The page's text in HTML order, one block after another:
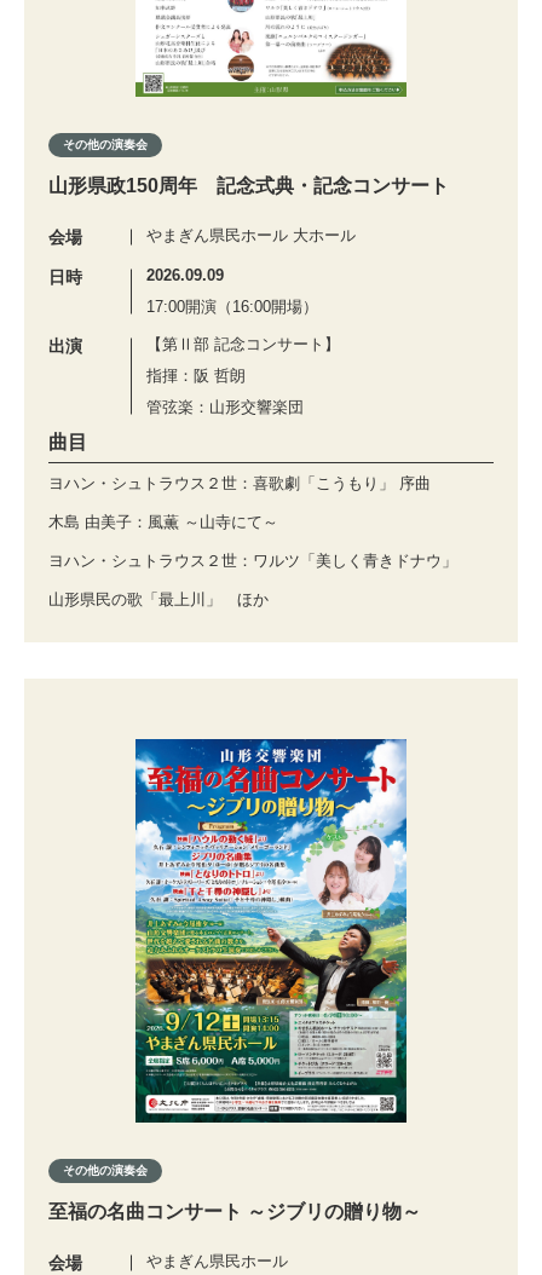
その他の演奏会
山形県政150周年 記念式典・記念コンサート
会場 やまぎん県民ホール 大ホール
日時
2026.09.09
17:00開演（16:00開場）
出演
【第Ⅱ部 記念コンサート】
指揮：阪 哲朗
管弦楽：山形交響楽団
曲目
ヨハン・シュトラウス２世：喜歌劇「こうもり」 序曲
木島 由美子：風薫 ～山寺にて～
ヨハン・シュトラウス２世：ワルツ「美しく青きドナウ」
山形県民の歌「最上川」 ほか
その他の演奏会
至福の名曲コンサート ～ジブリの贈り物～
会場 やまぎん県民ホール